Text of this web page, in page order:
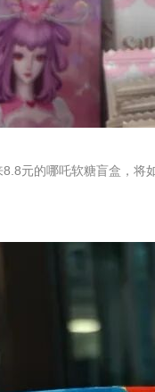
元的哪吒软糖盲盒，